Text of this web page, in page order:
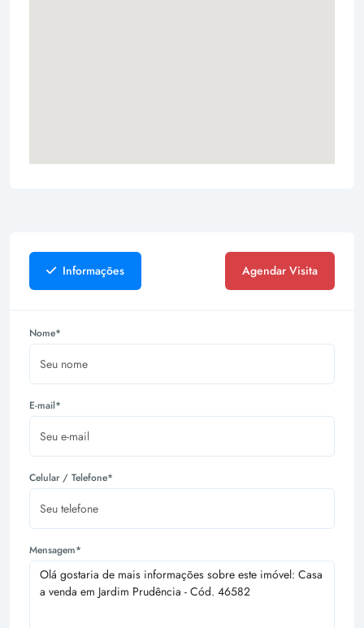
Informações Agendar Visita
Nome*
E-mail*
Celular / Telefone*
Mensagem*